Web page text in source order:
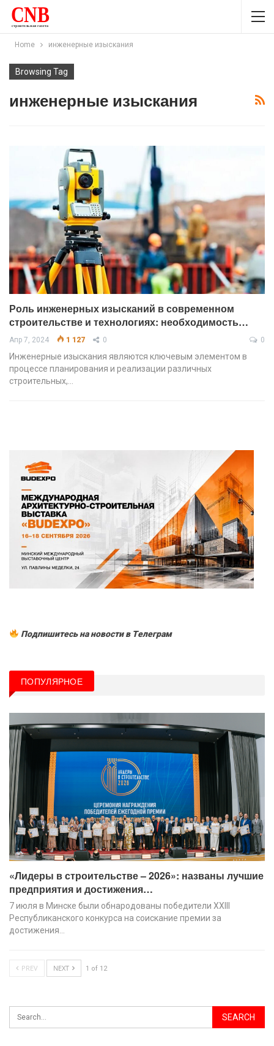
Home инженерные изыскания
Browsing Tag
инженерные изыскания
Роль инженерных изысканий в современном
строительстве и технологиях: необходимость…
Апр 7, 2024 1 127 0 0
Инженерные изыскания являются ключевым элементом в
процессе планирования и реализации различных
строительных,…
Подпишитесь на новости в Tелеграм
ПОПУЛЯРНОЕ
«Лидеры в строительстве – 2026»: названы лучшие
предприятия и достижения…
7 июля в Минске были обнародованы победители XХIII
Республиканского конкурса на соискание премии за
достижения…
PREV NEXT 1 of 12